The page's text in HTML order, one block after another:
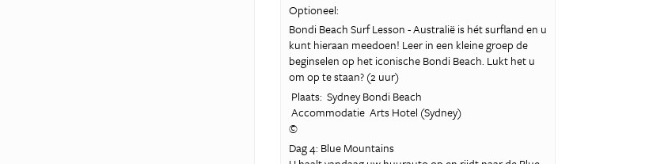
Optioneel:
Bondi Beach Surf Lesson - Australië is hét surfland en u
kunt hieraan meedoen! Leer in een kleine groep de
beginselen op het iconische Bondi Beach. Lukt het u
om op te staan? (2 uur)
Plaats: Sydney Bondi Beach
Accommodatie Arts Hotel (Sydney)
©
Dag 4: ​Blue Mountains